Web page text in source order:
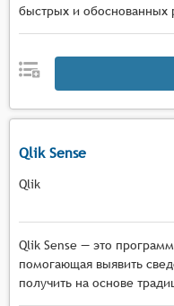
быстрых и обоснованных
Qlik Sense
Qlik
Qlik Sense — это
помогающая выявить
получить на основе